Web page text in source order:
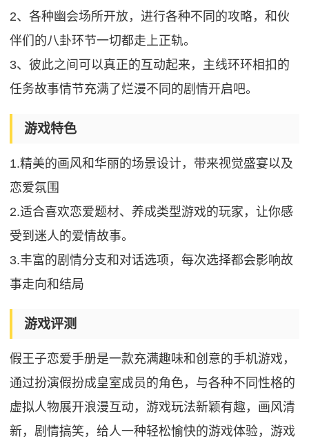
2、各种幽会场所开放，进行各种不同的攻略，和伙
伴们的八卦环节一切都走上正轨。
3、彼此之间可以真正的互动起来，主线环环相扣的
任务故事情节充满了烂漫不同的剧情开启吧。
游戏特色
1.精美的画风和华丽的场景设计，带来视觉盛宴以及
恋爱氛围
2.适合喜欢恋爱题材、养成类型游戏的玩家，让你感
受到迷人的爱情故事。
3.丰富的剧情分支和对话选项，每次选择都会影响故
事走向和结局
游戏评测
假王子恋爱手册是一款充满趣味和创意的手机游戏，
通过扮演假扮成皇室成员的角色，与各种不同性格的
虚拟人物展开浪漫互动，游戏玩法新颖有趣，画风清
新，剧情搞笑，给人一种轻松愉快的游戏体验，游戏